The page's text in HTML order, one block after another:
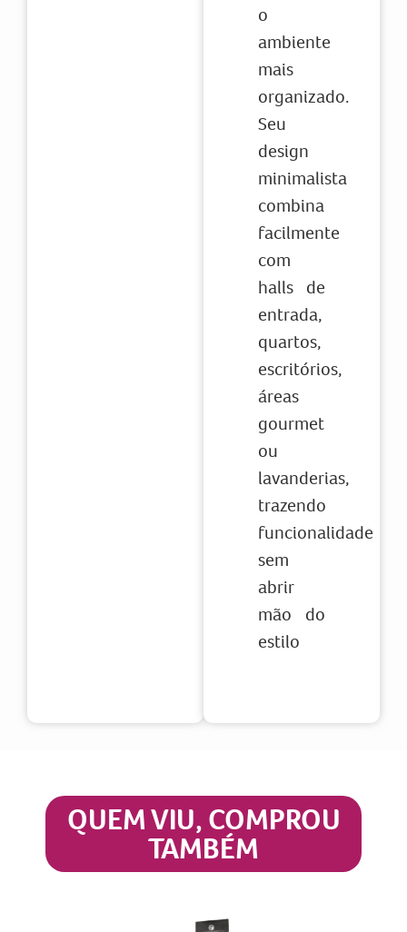
o
ambiente
mais
organizado.
Seu
design
minimalista
combina
facilmente
com
halls de
entrada,
quartos,
escritórios,
áreas
gourmet
ou
lavanderias,
trazendo
funcionalidade
sem
abrir
mão do
estilo
QUEM VIU, COMPROU
TAMBÉM